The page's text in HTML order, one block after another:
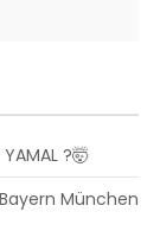
?🤯
München